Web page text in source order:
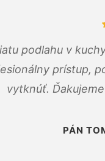
podlahu v
prístup,
vytknúť.
PÁN